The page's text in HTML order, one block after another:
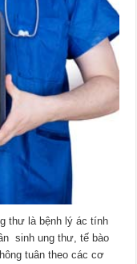
thư là bệnh lý ác tính
sinh ung thư, tế bào
tuân theo các cơ